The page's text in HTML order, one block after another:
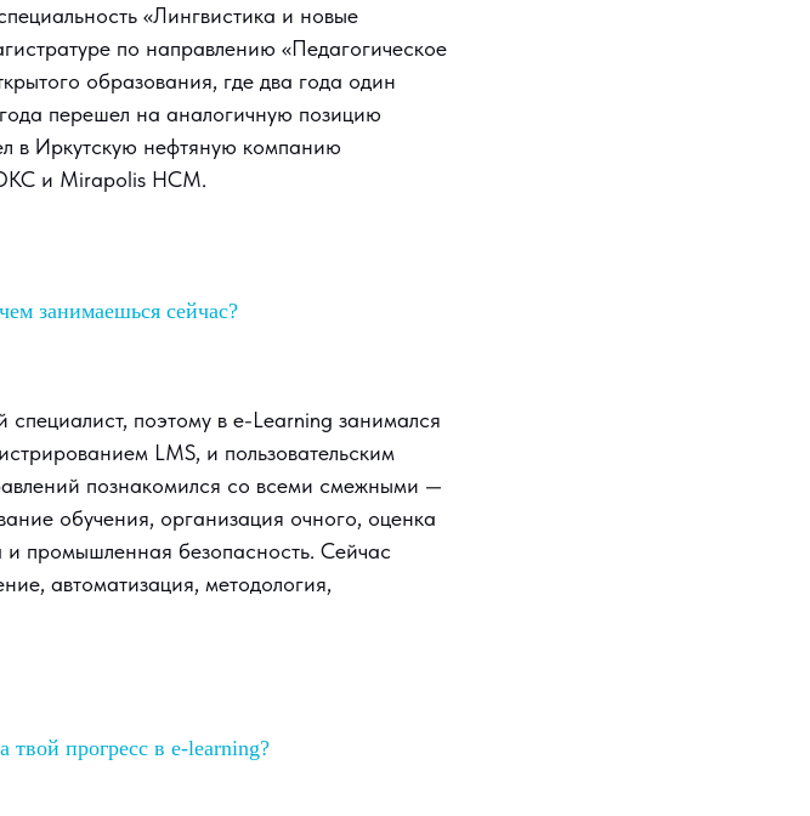
«Лингвистика и новые
по направлению «Педагогическое
образования, где два года один
перешел на аналогичную позицию
в Иркутскую нефтяную компанию
и Mirapolis HCM.
занимаешься сейчас?
специалист, поэтому в e-Learning занимался
LMS, и пользовательским
познакомился со всеми смежными —
обучения, организация очного, оценка
и промышленная безопасность. Сейчас
автоматизация, методология,
твой прогресс в e-learning?